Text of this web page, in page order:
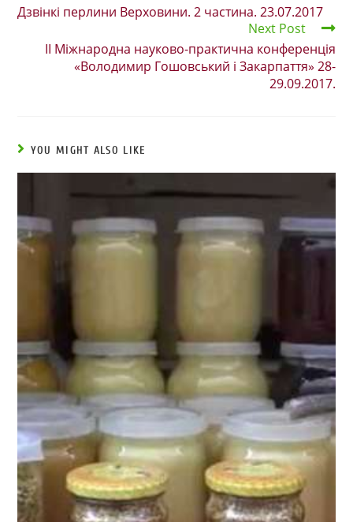
Дзвінкі перлини Верховини. 2 частина. 23.07.2017
Next Post
ІІ Міжнародна науково-практична конференція
«Володимир Гошовський і Закарпаття» 28-
29.09.2017.
YOU MIGHT ALSO LIKE